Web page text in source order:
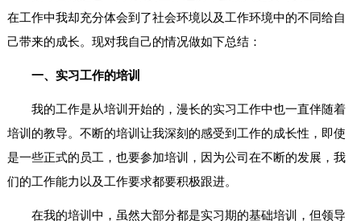
在工作中我却充分体会到了社会环境以及工作环境中的不同给自
己带来的成长。现对我自己的情况做如下总结：
一、实习工作的培训
我的工作是从培训开始的，漫长的实习工作中也一直伴随着
培训的教导。不断的培训让我深刻的感受到工作的成长性，即使
是一些正式的员工，也要参加培训，因为公司在不断的发展，我
们的工作能力以及工作要求都要积极跟进。
在我的培训中，虽然大部分都是实习期的基础培训，但领导